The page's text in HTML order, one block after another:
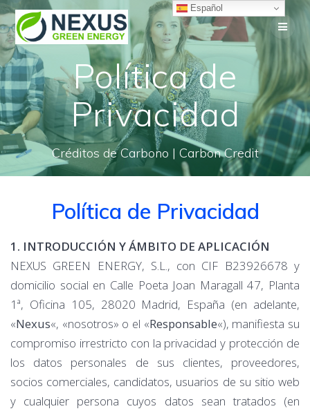
Saltar
al
contenido
Política de
Privacidad
Créditos de Carbono | Carbon Credit
Política de Privacidad
1. INTRODUCCIÓN Y ÁMBITO DE APLICACIÓN
NEXUS GREEN ENERGY, S.L., con CIF B23926678 y
domicilio social en Calle Poeta Joan Maragall 47, Planta
1ª, Oficina 105, 28020 Madrid, España (en adelante,
«Nexus«, «nosotros» o el «Responsable«), manifiesta su
compromiso irrestricto con la privacidad y protección de
los datos personales de sus clientes, proveedores,
socios comerciales, candidatos, usuarios de su sitio web
y cualquier persona cuyos datos sean tratados (en
Español